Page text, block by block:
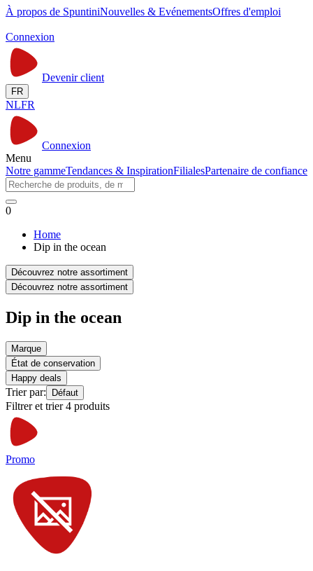
À propos de SpuntiniNouvelles & EvénementsOffres d'emploi
Connexion
Devenir client
FR
NLFR
Connexion
Menu
Notre gammeTendances & InspirationFilialesPartenaire de confiance
0
Home
Dip in the ocean
Découvrez notre assortiment
Découvrez notre assortiment
Dip in the ocean
Marque
État de conservation
Happy deals
Trier par: Défaut
Filtrer et trier 4 produits
Promo